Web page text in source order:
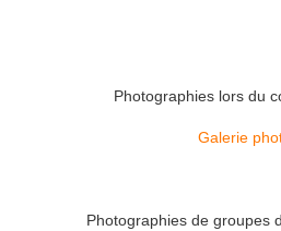
Photographies lors du
Galerie
Photographies de groupes